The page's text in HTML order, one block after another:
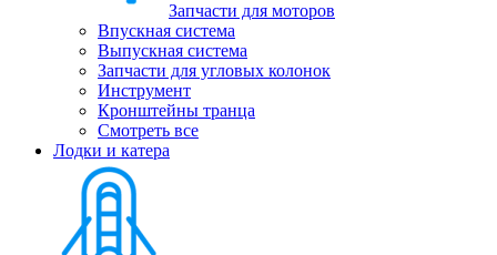
Запчасти для моторов
Впускная система
Выпускная система
Запчасти для угловых колонок
Инструмент
Кронштейны транца
Смотреть все
Лодки и катера